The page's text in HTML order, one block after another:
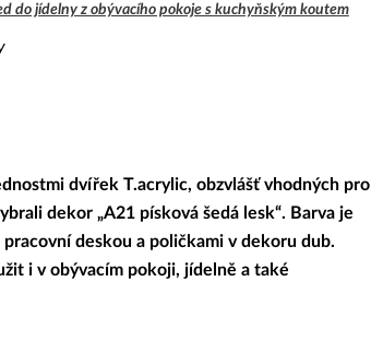
do jídelny z obývacího pokoje s kuchyňským koutem
dvířek T.acrylic, obzvlášť vhodných pro
dekor „A21 písková šedá lesk“. Barva je
deskou a poličkami v dekoru dub.
i v obývacím pokoji, jídelně a také